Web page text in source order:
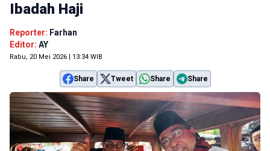
Ibadah Haji
Reporter: Farhan
Editor: AY
Rabu, 20 Mei 2026 | 13:34 WIB
Share Tweet Share Share